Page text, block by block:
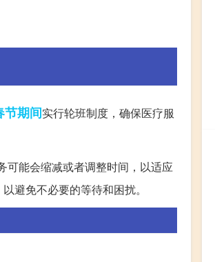
节期间实行轮班制度，确保医疗服
可能会缩减或者调整时间，以适应
避免不必要的等待和困扰。